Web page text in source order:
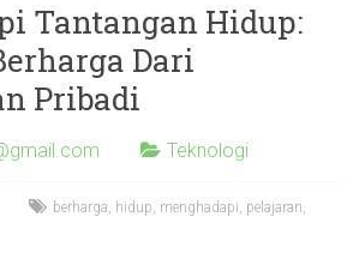
Tantangan Hidup:
Dari
Pribadi
Teknologi
berharga, hidup, menghadapi, pelajaran,